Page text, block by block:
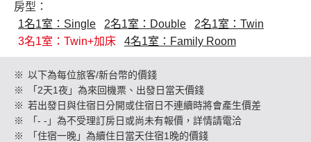
創造旅遊
房型：
1名1室：Single
2名1室：Double
2名1室：Twin
3名1室：Twin+加床
4名1室：Family Room
※ 以下為每位旅客/新台幣的價錢
※
「2天1夜」為來回機票、出發日當天價錢
※ 若出發日與住宿日分開或住宿日不連續時將會產生價差
※
「- -」為不受理訂房日或尚未有報價，詳情請電洽
※
「住宿一晚」為續住日當天住宿1晚的價錢